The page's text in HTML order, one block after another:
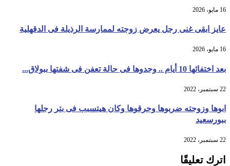
16 مايو، 2026
عايز ابقى غنى رجل يعرض زوجته لممارسة الرذيلة فى الدقهلية
16 مايو، 2026
بعد اختفائها 10 أيام .. وجدوها فى حالة تعفن فى شفتها ببولاق...
22 سبتمبر، 2022
ابوها وزوجته ضربوها وحرقوها وكان هيتسبب فى بتر رجلها
ببورسعيد
22 سبتمبر، 2022
اترك تعليقًا